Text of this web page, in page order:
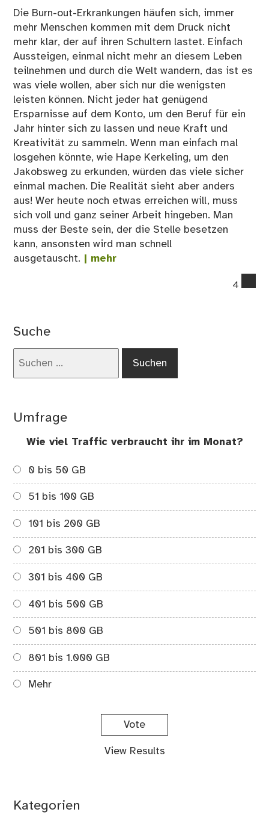
Die Burn-out-Erkrankungen häufen sich, immer
mehr Menschen kommen mit dem Druck nicht
mehr klar, der auf ihren Schultern lastet. Einfach
Aussteigen, einmal nicht mehr an diesem Leben
teilnehmen und durch die Welt wandern, das ist es
was viele wollen, aber sich nur die wenigsten
leisten können. Nicht jeder hat genügend
Ersparnisse auf dem Konto, um den Beruf für ein
Jahr hinter sich zu lassen und neue Kraft und
Kreativität zu sammeln. Wenn man einfach mal
losgehen könnte, wie Hape Kerkeling, um den
Jakobsweg zu erkunden, würden das viele sicher
einmal machen. Die Realität sieht aber anders
aus! Wer heute noch etwas erreichen will, muss
sich voll und ganz seiner Arbeit hingeben. Man
muss der Beste sein, der die Stelle besetzen
kann, ansonsten wird man schnell
ausgetauscht. | mehr
4
Suche
Umfrage
Wie viel Traffic verbraucht ihr im Monat?
0 bis 50 GB
51 bis 100 GB
101 bis 200 GB
201 bis 300 GB
301 bis 400 GB
401 bis 500 GB
501 bis 800 GB
801 bis 1.000 GB
Mehr
View Results
Kategorien